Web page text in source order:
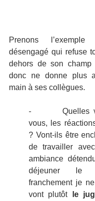
Prenons
désengagé qui refuse
dehors de son champ
donc ne donne plus
main à ses collègues.
-        Quelles
vous, les
? Vont-ils être
de travailler
ambiance
déjeuner le
franchement je
vont plutôt
le